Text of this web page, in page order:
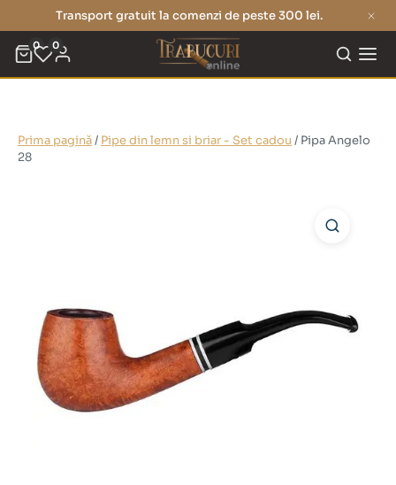
Transport gratuit la comenzi de peste 300 lei.
0 0
Prima pagină/ Pipe din lemn si briar - Set cadou / Pipa Angelo
28